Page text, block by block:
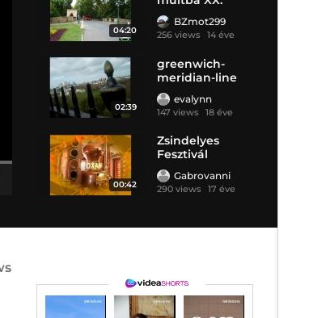
04:20
BZmot299
256 views 14 éve
02:39
greenwich-
meridian-line
evalynn
147 views 18 éve
00:42
Zsindelyes
Fesztivál
Gabrovanni
290 views 17 éve